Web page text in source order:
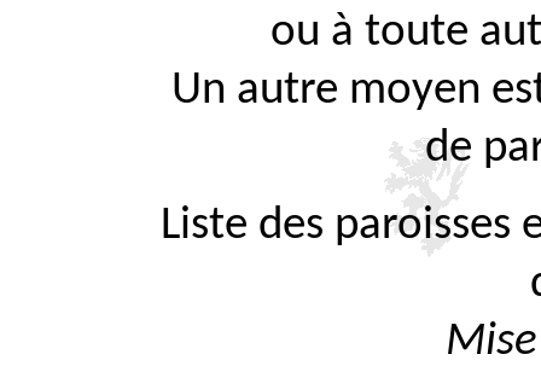
ou à toute
Un autre moyen
de
Liste des paroisses